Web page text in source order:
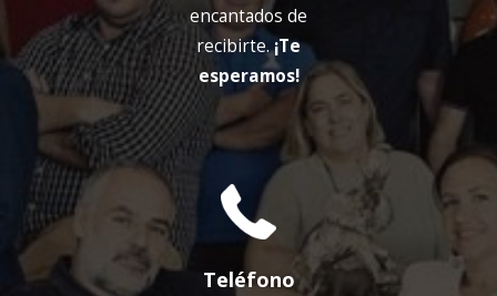
encantados de
recibirte.¡Te
esperamos!
Teléfono